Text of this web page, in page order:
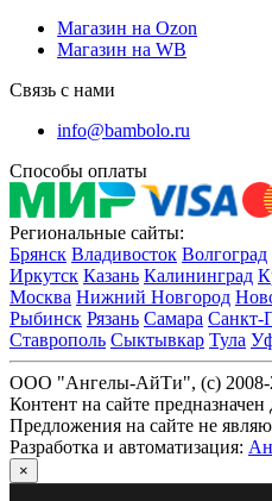
Магазин на Ozon
Магазин на WB
Связь с нами
info@bambolo.ru
Способы оплаты
Региональные сайты:
Брянск Владивосток Волгоград
Иркутск Казань Калининград
Москва Нижний Новгород
Рыбинск Рязань Самара Санкт-
Ставрополь Сыктывкар Тула
ООО "Ангелы-АйТи", (c) 2008-
Контент на сайте
Предложения на сайте не
Разработка и автоматизация:
×